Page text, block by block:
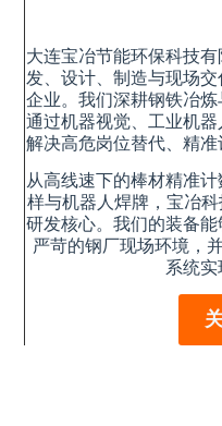
大连宝冶节能环保科技
发、设计、制造与现场
企业。我们深耕钢铁冶
通过机器视觉、工业机
解决高危岗位替代、精准
从高线速下的棒材精准
样与机器人焊牌，宝冶
研发核心。我们的装备
严苛的钢厂现场环境，
系统实